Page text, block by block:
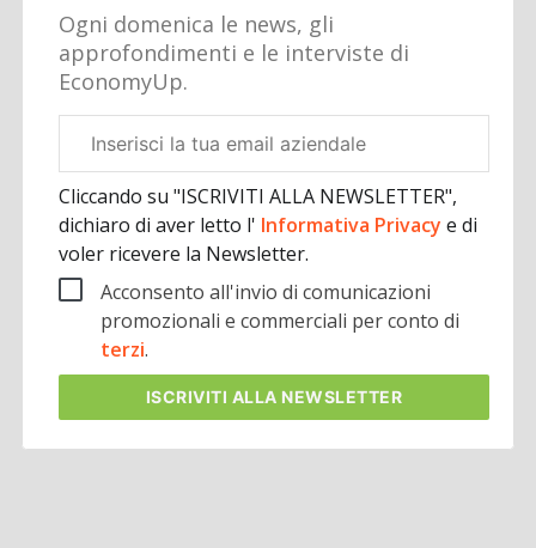
Ogni domenica le news, gli
approfondimenti e le interviste di
EconomyUp.
aziendale
Cliccando su "ISCRIVITI ALLA NEWSLETTER",
dichiaro di aver letto l' Informativa Privacye di
voler ricevere la Newsletter.
Acconsento all'invio di comunicazioni
promozionali e commerciali per conto di
terzi.
ISCRIVITI ALLA NEWSLETTER